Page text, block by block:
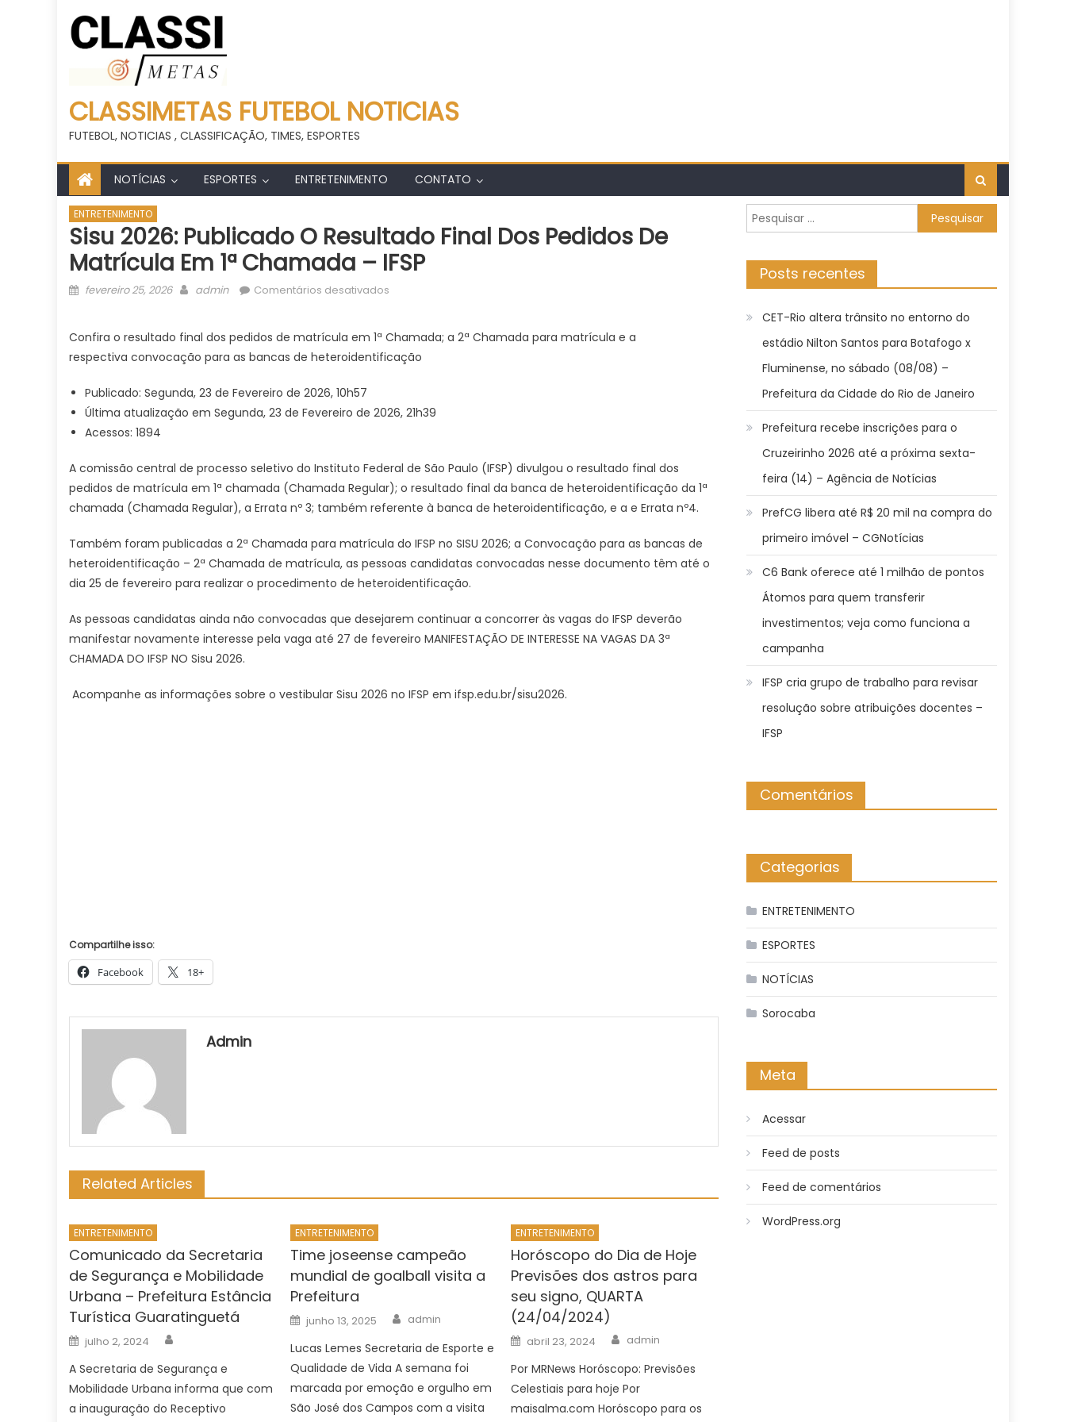
CLASSIMETAS FUTEBOL NOTICIAS
FUTEBOL, NOTICIAS , CLASSIFICAÇÃO, TIMES, ESPORTES
NOTÍCIAS ESPORTES ENTRETENIMENTO CONTATO
ENTRETENIMENTO
Sisu 2026: Publicado O Resultado Final Dos Pedidos De
Matrícula Em 1ª Chamada – IFSP
Posted
fevereiro 25, 2026 Author
admin Comentários desativados
publicado
o
dos
matrícula
em
1ª
–
IFSP
Confira o resultado final dos pedidos de matrícula em 1ª Chamada; a 2ª Chamada para matrícula e a
respectiva convocação para as bancas de heteroidentificação
Publicado: Segunda, 23 de Fevereiro de 2026, 10h57
Última atualização em Segunda, 23 de Fevereiro de 2026, 21h39
Acessos: 1894
A comissão central de processo seletivo do Instituto Federal de São Paulo (IFSP) divulgou o resultado final dos
pedidos de matrícula em 1ª chamada (Chamada Regular); o resultado final da banca de heteroidentificação da 1ª
chamada (Chamada Regular), a Errata nº 3; também referente à banca de heteroidentificação, e a e Errata nº4.
Também foram publicadas a 2ª Chamada para matrícula do IFSP no SISU 2026; a Convocação para as bancas de
heteroidentificação – 2ª Chamada de matrícula, as pessoas candidatas convocadas nesse documento têm até o
dia 25 de fevereiro para realizar o procedimento de heteroidentificação.
As pessoas candidatas ainda não convocadas que desejarem continuar a concorrer às vagas do IFSP deverão
manifestar novamente interesse pela vaga até 27 de fevereiro MANIFESTAÇÃO DE INTERESSE NA VAGAS DA 3ª
CHAMADA DO IFSP NO Sisu 2026.
Acompanhe as informações sobre o vestibular Sisu 2026 no IFSP em ifsp.edu.br/sisu2026.
Compartilhe isso:
Facebook 18+
Admin
Related Articles
ENTRETENIMENTO
Comunicado da Secretaria
de Segurança e Mobilidade
Urbana – Prefeitura Estância
Turística Guaratinguetá
Posted
on
julho 2, 2024
A Secretaria de Segurança e
Mobilidade Urbana informa que com
a inauguração do Receptivo
ENTRETENIMENTO
Time joseense campeão
mundial de goalball visita a
Prefeitura
Posted
on
junho 13, 2025 Author
admin
Lucas Lemes Secretaria de Esporte e
Qualidade de Vida A semana foi
marcada por emoção e orgulho em
São José dos Campos com a visita
ENTRETENIMENTO
Horóscopo do Dia de Hoje
Previsões dos astros para
seu signo, QUARTA
(24/04/2024)
Posted
on
abril 23, 2024 Author
admin
Por MRNews Horóscopo: Previsões
Celestiais para hoje Por
maisalma.com Horóscopo para os
Pesquisar
por:
Posts recentes
CET-Rio altera trânsito no entorno do
estádio Nilton Santos para Botafogo x
Fluminense, no sábado (08/08) –
Prefeitura da Cidade do Rio de Janeiro
Prefeitura recebe inscrições para o
Cruzeirinho 2026 até a próxima sexta-
feira (14) – Agência de Notícias
PrefCG libera até R$ 20 mil na compra do
primeiro imóvel – CGNotícias
C6 Bank oferece até 1 milhão de pontos
Átomos para quem transferir
investimentos; veja como funciona a
campanha
IFSP cria grupo de trabalho para revisar
resolução sobre atribuições docentes –
IFSP
Comentários
Categorias
ENTRETENIMENTO
ESPORTES
NOTÍCIAS
Sorocaba
Meta
Acessar
Feed de posts
Feed de comentários
WordPress.org